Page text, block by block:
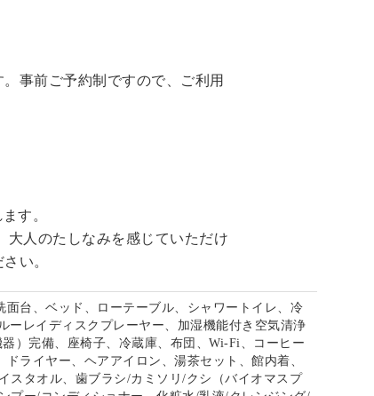
事前ご予約制ですので、ご利用
す。
大人のたしなみを感じていただけ
い。
台、ベッド、ローテーブル、シャワートイレ、冷
ーレイディスクプレーヤー、加湿機能付き空気清浄
）完備、座椅子、冷蔵庫、布団、Wi-Fi、コーヒー
ライヤー、ヘアアイロン、湯茶セット、館内着、
スタオル、歯ブラシ/カミソリ/クシ（バイオマスプ